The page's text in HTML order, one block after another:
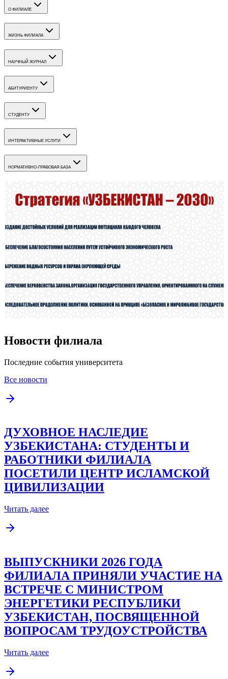
О ФИЛИАЛЕ
ЖИЗНЬ ФИЛИАЛА
НАУЧНЫЙ ЖУРНАЛ
АБИТУРИЕНТУ
СТУДЕНТУ
ИНТЕРАКТИВНЫЕ УСЛУГИ
НОРМАТИВНО-ПРАВОВАЯ БАЗА
Новости филиала
Последние события университета
Все новости
ДУХОВНОЕ НАСЛЕДИЕ
УЗБЕКИСТАНА: СТУДЕНТЫ И
РАБОТНИКИ ФИЛИАЛА
ПОСЕТИЛИ ЦЕНТР ИСЛАМСКОЙ
ЦИВИЛИЗАЦИИ
Читать далее
ВЫПУСКНИКИ 2026 ГОДА
ФИЛИАЛА ПРИНЯЛИ УЧАСТИЕ НА
ВСТРЕЧЕ С МИНИСТРОМ
ЭНЕРГЕТИКИ РЕСПУБЛИКИ
УЗБЕКИСТАН, ПОСВЯЩЕННОЙ
ВОПРОСАМ ТРУДОУСТРОЙСТВА
Читать далее